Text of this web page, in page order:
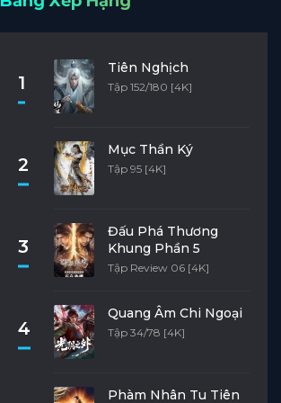
1
Tiên Nghịch
Tập 152/180 [4K]
2
Mục Thần Ký
Tập 95 [4K]
3
Đấu Phá Thương
Khung Phần 5
Tập Review 06 [4K]
4
Quang Âm Chi Ngoại
Tập 34/78 [4K]
Phàm Nhân Tu Tiên